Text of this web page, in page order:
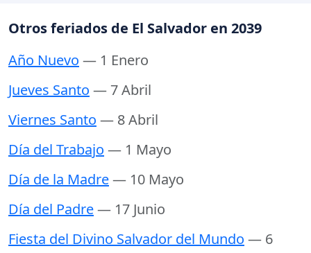
Otros feriados de El Salvador en 2039
Año Nuevo — 1 Enero
Jueves Santo — 7 Abril
Viernes Santo — 8 Abril
Día del Trabajo — 1 Mayo
Día de la Madre— 10 Mayo
Día del Padre— 17 Junio
Fiesta del Divino Salvador del Mundo — 6